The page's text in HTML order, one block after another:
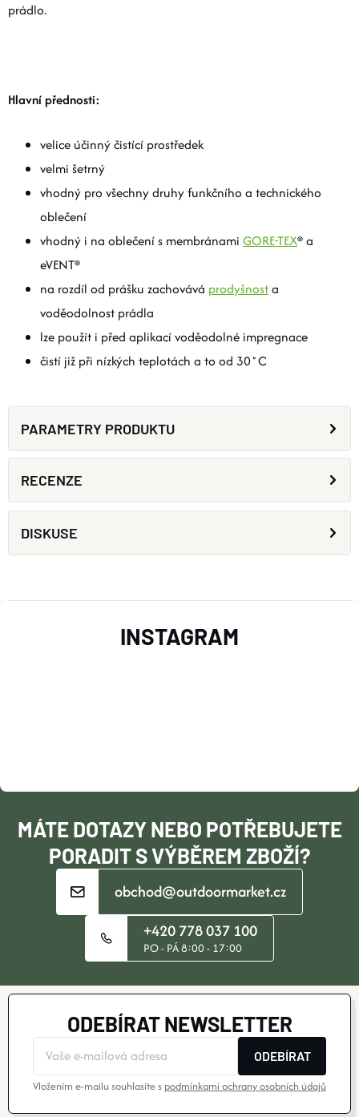
prádlo.
Hlavní přednosti:
velice účinný čistící prostředek
velmi šetrný
vhodný pro všechny druhy funkčního a technického
oblečení
vhodný i na oblečení s membránami GORE-TEX® a
eVENT®
na rozdíl od prášku zachovává prodyšnosta
voděodolnost prádla
lze použít i před aplikací voděodolné impregnace
čistí již při nízkých teplotách a to od 30˚C
PARAMETRY PRODUKTU
RECENZE
DISKUSE
T
MÁTE DOTAZY NEBO POTŘEBUJETE
PORADIT S VÝBĚREM ZBOŽÍ?
obchod@outdoormarket.cz
+420 778 037 100
PO - PÁ 8:00 - 17:00
INSTAGRAM
ODEBÍRAT NEWSLETTER
ODEBÍRAT
Vložením e-mailu souhlasíte s podmínkami ochrany osobních údajů